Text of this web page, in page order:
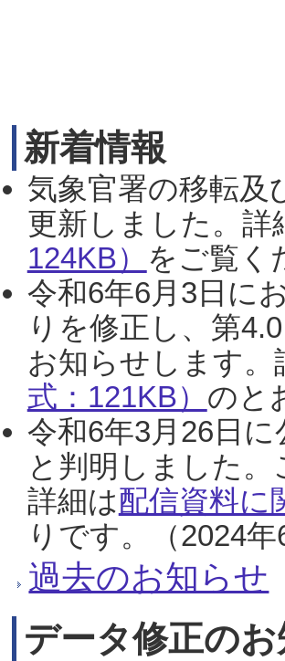
新着情報
気象官署の移転及
更新しました。詳
124KB） をご覧く
令和6年6月3日に
りを修正し、第
お知らせします。
式：121KB） のと
令和6年3月26日
と判明しました
詳細は配信資料に
りです。（2024年
過去のお知らせ
データ修正の